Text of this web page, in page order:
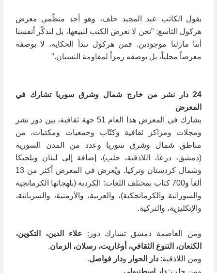
يقول الكاتب عبد المجيد خلف، وهو أحد منظّمي معرض
هركول التاسع: "نحن لا نعرض الكتب لنبيعها، بل لنذكّر أنفسنا
أننا مازلنا موجودين. فمن هركول تبدأ الحكاية، لا بوصفه
معرضاً محلياً، بل بوصفه رمزاً لمقاومة النسيان."
24دار نشر من خارج شمال وشرق سوريا تشارك في
المعرض
يشارك في المعرض هذا العام 51 جهة ثقافية، بين دور نشر
ومجلات ومراكز ثقافية وكتّاب وجمعيات ومكتبات، من
مناطق شمال وشرق سوريا وعدد من المدن السورية
(دمشق، درعا، اللاذقية، حلب)، إضافة إلى لبنان وبلجيكا
وشمال كردستان وتركيا. ويُعرض في المعرض أكثر من 13
ألفاً و700 كتاب بمختلف اللغات: الكردية (بلهجاتها الكرمانجية
والسورانية والكرمانجكية)، والعربية، والأرمنية، والسريانية،
والإنكليزية، والتركية.
ومن العاصمة دمشق تشارك دور: علاء الدين، التكوين،
الكنعان، التنوع الثقافي، أوغاريت، رسلان، الزمان.
ومن اللاذقية: دار الحوار ودار فواصل.
ومن حلب: دار إسطنبولي.